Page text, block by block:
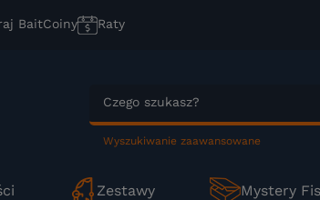
BaitCoiny Raty
Wyszukiwanie zaawansowane
Zestawy Mystery